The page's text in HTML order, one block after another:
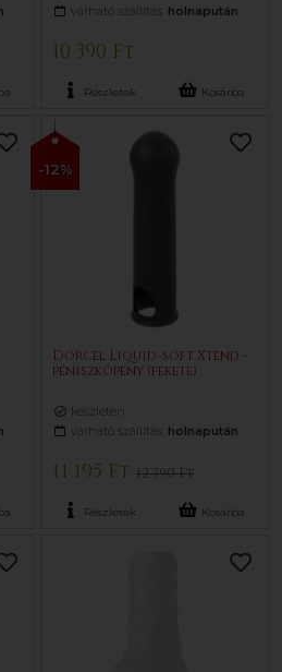
várható szállítás: holnapután
10 390 Ft
Részletek Kosárba
-12%
Dorcel Liquid-soft Xtend -
péniszköpeny (fekete)
készleten
várható szállítás: holnapután
11 195 Ft12 790 Ft
Részletek Kosárba